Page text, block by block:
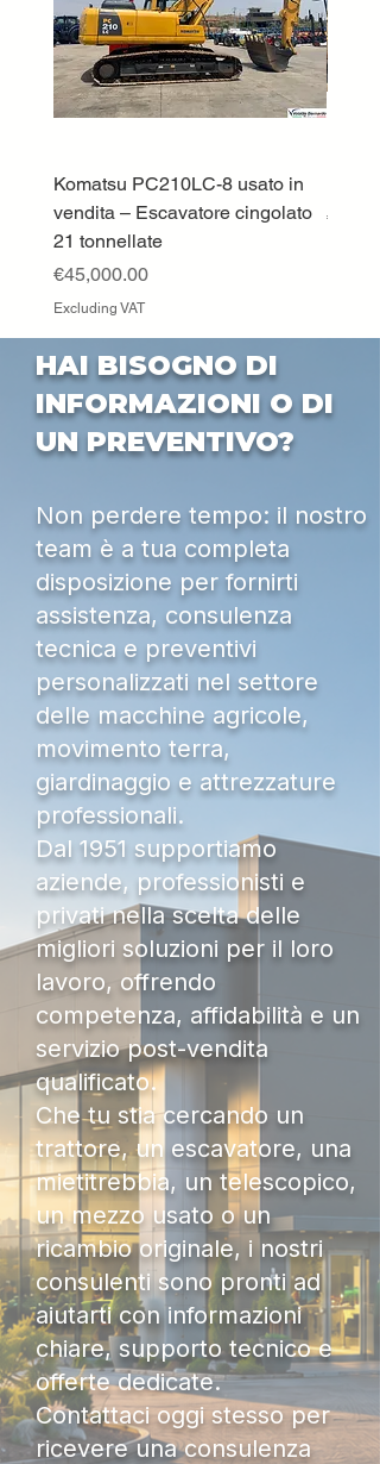
Komatsu PC210LC-8 usato in
vendita – Escavatore cingolato
21 tonnellate
Price
€45,000.00
Excluding VAT
Price
HAI BISOGNO DI
INFORMAZIONI O DI
UN PREVENTIVO?
Non perdere tempo: il nostro
team è a tua completa
disposizione per fornirti
assistenza, consulenza
tecnica e preventivi
personalizzati nel settore
delle macchine agricole,
movimento terra,
giardinaggio e attrezzature
professionali.
Dal 1951 supportiamo
aziende, professionisti e
privati nella scelta delle
migliori soluzioni per il loro
lavoro, offrendo
competenza, affidabilità e un
servizio post-vendita
qualificato.
Che tu stia cercando un
trattore, un escavatore, una
mietitrebbia, un telescopico,
un mezzo usato o un
ricambio originale, i nostri
consulenti sono pronti ad
aiutarti con informazioni
chiare, supporto tecnico e
offerte dedicate.
Contattaci oggi stesso per
ricevere una consulenza